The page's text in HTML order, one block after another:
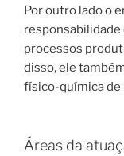
Por outro lado o
responsabilidade
processos
disso, ele
físico-química
Áreas da